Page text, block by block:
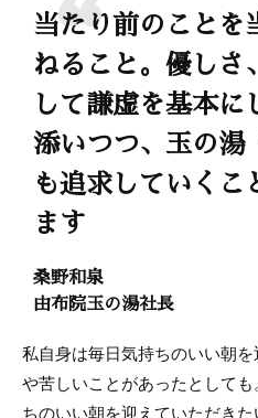
当たり前のことを
ねること。優しさ
して謙虚を基本に
添いつつ、玉の湯
も追求していく
ます
桑野和泉
由布院玉の湯社長
私自身は毎日気持ちのいい朝
や苦しいことがあったとして
ちのいい朝を迎えていただきた